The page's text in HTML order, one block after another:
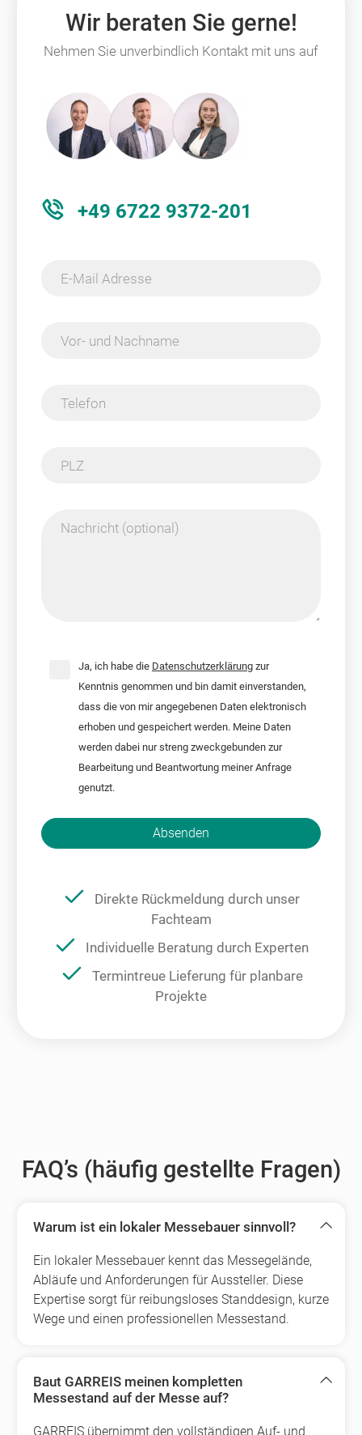
Wir beraten Sie gerne!
Nehmen Sie unverbindlich Kontakt mit uns auf
+49 6722 9372-201
E-Mail Adresse
Vor- und Nachname
Telefon
PLZ
Nachricht (optional)
Ja, ich habe die Datenschutzerklärung zur
Kenntnis genommen und bin damit einverstanden,
dass die von mir angegebenen Daten elektronisch
erhoben und gespeichert werden. Meine Daten
werden dabei nur streng zweckgebunden zur
Bearbeitung und Beantwortung meiner Anfrage
genutzt.
Bitte nicht ausfüllen.Absenden
Direkte Rückmeldung durch unser
Fachteam
Individuelle Beratung durch Experten
Termintreue Lieferung für planbare
Projekte
FAQ’s (häufig gestellte Fragen)
Warum ist ein lokaler Messebauer sinnvoll?
Ein lokaler Messebauer kennt das Messegelände,
Abläufe und Anforderungen für Aussteller. Diese
Expertise sorgt für reibungsloses Standdesign, kurze
Wege und einen professionellen Messestand.
Baut GARREIS meinen kompletten
Messestand auf der Messe auf?
GARREIS übernimmt den vollständigen Auf- und